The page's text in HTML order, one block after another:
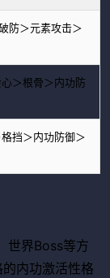
防＞元素攻击＞
＞根骨＞内功防
挡＞内功防御＞
世界Boss等方
内功激活性格